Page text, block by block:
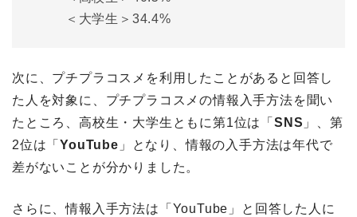
＜大学生＞34.4%
次に、プチプラコスメを利用したことがあると回答し
た人を対象に、プチプラコスメの情報入手方法を聞い
たところ、高校生・大学生ともに第1位は「 SNS 」、第
2位は「YouTube 」となり、情報の入手方法は年代で
差がないことが分かりました。
さらに、情報入手方法は「YouTube」と回答した人に